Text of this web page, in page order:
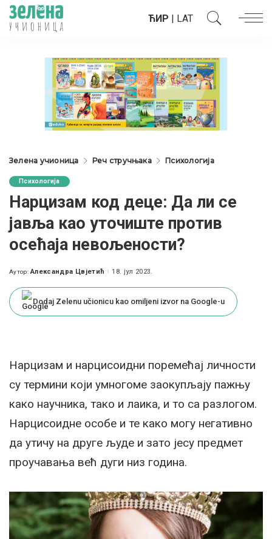
ЋИР | LAT
Зелена учионица Реч стручњака Психологија
Психологија
Нарцизам код деце: Да ли се
јавља као уточиште против
осећаја невољености?
Posted
Аутор: Александра Цвјетић 18. јул 2023.
Dodaj Zelenu učionicu kao omiljeni izvor na Google-u
Нарцизам и нарцисоидни поремећај личности
су термини који умногоме заокупљају пажњу
како научника, тако и лаика, и то са разлогом.
Нарцисоидне особе и те како могу негативно
да утичу на друге људе и зато јесу предмет
проучавања већ дуги низ година.